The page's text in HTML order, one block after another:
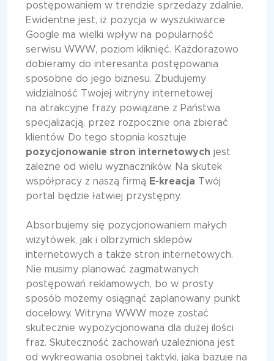
postępowaniem w trendzie sprzedaży zdalnie.
Ewidentne jest, iż pozycja w wyszukiwarce
Google ma wielki wpływ na popularność
serwisu WWW, poziom kliknięć. Każdorazowo
dobieramy do interesanta postępowania
sposobne do jego biznesu. Zbudujemy
widzialność Twojej witryny internetowej
na atrakcyjne frazy powiązane z Państwa
specjalizacją, przez rozpocznie ona zbierać
klientów. Do tego stopnia kosztuje
pozycjonowanie stron internetowych jest
zależne od wielu wyznaczników. Na skutek
współpracy z naszą firmą E-kreacja Twój
portal będzie łatwiej przystępny.
Absorbujemy się pozycjonowaniem małych
wizytówek, jak i olbrzymich sklepów
internetowych a także stron internetowych.
Nie musimy planować zagmatwanych
postępowań reklamowych, bo w prosty
sposób możemy osiągnąć zaplanowany punkt
docelowy. Witryna WWW może zostać
skutecznie wypozycjonowana dla dużej ilości
fraz. Skuteczność zachowań uzależniona jest
od wykreowania osobnej taktyki, jaka bazuje na